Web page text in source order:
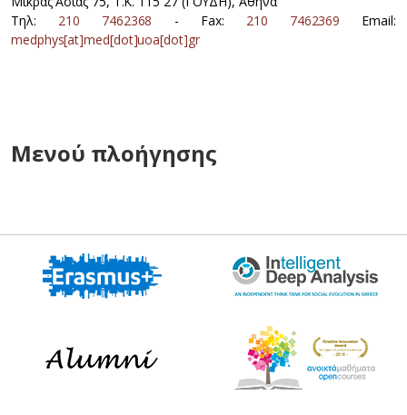
Τηλ: 210 7462368 - Fax: 210 7462369 Email:
medphys[at]med[dot]uoa[dot]gr
Μενού πλοήγησης